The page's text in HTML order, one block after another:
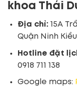
khoa Thái
Địa chỉ:15A
Quận Ninh
Hotline đặt
0918 711 138
Google maps: